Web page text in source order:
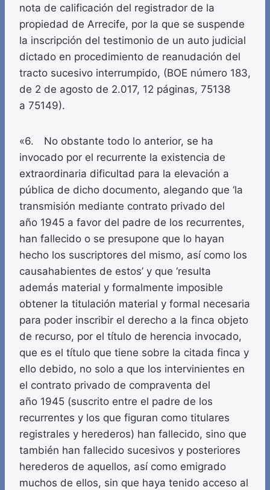
nota de calificación del registrador de la
propiedad de Arrecife, por la que se suspende
la inscripción del testimonio de un auto judicial
dictado en procedimiento de reanudación del
tracto sucesivo interrumpido, (BOE número 183,
de 2 de agosto de 2.017, 12 páginas, 75138
a 75149).
«6. No obstante todo lo anterior, se ha
invocado por el recurrente la existencia de
extraordinaria dificultad para la elevación a
pública de dicho documento, alegando que ‘la
transmisión mediante contrato privado del
año 1945 a favor del padre de los recurrentes,
han fallecido o se presupone que lo hayan
hecho los suscriptores del mismo, así como los
causahabientes de estos’ y que ‘resulta
además material y formalmente imposible
obtener la titulación material y formal necesaria
para poder inscribir el derecho a la finca objeto
de recurso, por el título de herencia invocado,
que es el título que tiene sobre la citada finca y
ello debido, no solo a que los intervinientes en
el contrato privado de compraventa del
año 1945 (suscrito entre el padre de los
recurrentes y los que figuran como titulares
registrales y herederos) han fallecido, sino que
también han fallecido sucesivos y posteriores
herederos de aquellos, así como emigrado
muchos de ellos, sin que haya tenido acceso al